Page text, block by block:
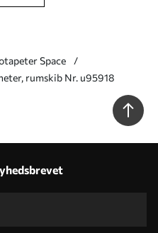
Space
rumskib Nr. u95918